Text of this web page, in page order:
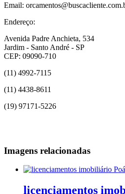
Email:
Endereço:
Avenida Padre Anchieta, 534
Jardim - Santo André - SP
CEP: 09090-710
(11) 4992-7115
(11) 4438-8611
(19) 97171-5226
Imagens relacionadas
licenciamentos